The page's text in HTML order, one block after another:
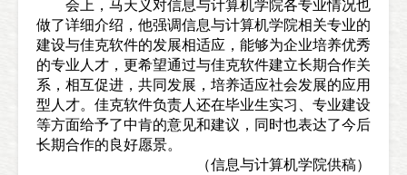
会上，马天义对信息与计算机学院各专业情况也
做了详细介绍，他强调信息与计算机学院相关专业的
建设与佳克软件的发展相适应，能够为企业培养优秀
的专业人才，更希望通过与佳克软件建立长期合作关
系，相互促进，共同发展，培养适应社会发展的应用
型人才。佳克软件负责人还在毕业生实习、专业建设
等方面给予了中肯的意见和建议，同时也表达了今后
长期合作的良好愿景。
（信息与计算机学院供稿）